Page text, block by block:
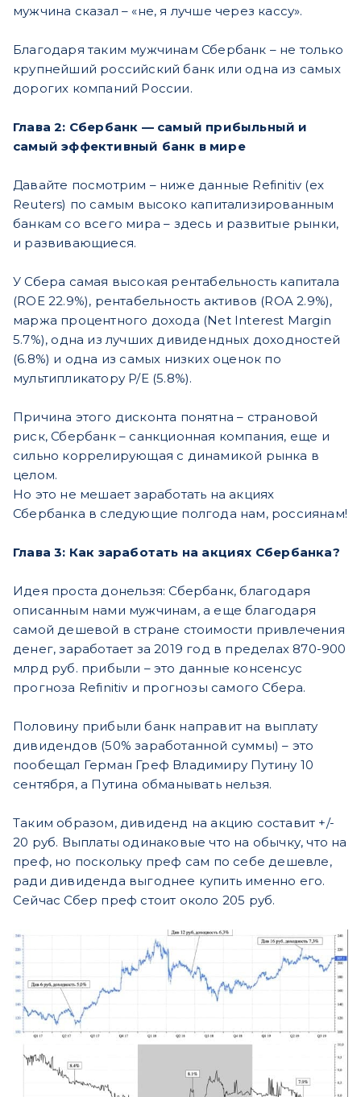
мужчина сказал – «не, я лучше через кассу».
Благодаря таким мужчинам Сбербанк – не только
крупнейший российский банк или одна из самых
дорогих компаний России.
Глава 2: Сбербанк — самый прибыльный и
самый эффективный банк в мире
Давайте посмотрим – ниже данные Refinitiv (ex
Reuters) по самым высоко капитализированным
банкам со всего мира – здесь и развитые рынки,
и развивающиеся.
У Сбера самая высокая рентабельность капитала
(ROE 22.9%), рентабельность активов (ROA 2.9%),
маржа процентного дохода (Net Interest Margin
5.7%), одна из лучших дивидендных доходностей
(6.8%) и одна из самых низких оценок по
мультипликатору P/E (5.8%).
Причина этого дисконта понятна – страновой
риск, Сбербанк – санкционная компания, еще и
сильно коррелирующая с динамикой рынка в
целом.
Но это не мешает заработать на акциях
Сбербанка в следующие полгода нам, россиянам!
Глава 3: Как заработать на акциях Сбербанка?
Идея проста донельзя: Сбербанк, благодаря
описанным нами мужчинам, а еще благодаря
самой дешевой в стране стоимости привлечения
денег, заработает за 2019 год в пределах 870-900
млрд руб. прибыли – это данные консенсус
прогноза Refinitiv и прогнозы самого Сбера.
Половину прибыли банк направит на выплату
дивидендов (50% заработанной суммы) – это
пообещал Герман Греф Владимиру Путину 10
сентября, а Путина обманывать нельзя.
Таким образом, дивиденд на акцию составит +/-
20 руб. Выплаты одинаковые что на обычку, что на
преф, но поскольку преф сам по себе дешевле,
ради дивиденда выгоднее купить именно его.
Сейчас Сбер преф стоит около 205 руб.